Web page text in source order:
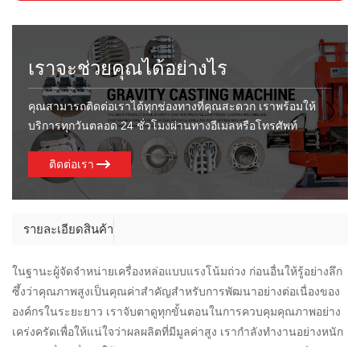
เราจะช่วยคุณได้อย่างไร
คุณสามารถติดต่อเราได้ทุกช่องทางที่คุณสะดวก เราพร้อมให้
บริการทุกวันตลอด 24 ชั่วโมงผ่านทางอีเมลหรือโทรศัพท์
ติดต่อเรา
รายละเอียดสินค้า
ในฐานะผู้จัดจำหน่ายเครื่องหล่อแบบแรงโน้มถ่วง ก่อนอื่นให้รู้อย่างลึก
ซึ้งว่าคุณภาพสูงเป็นคุณค่าสำคัญสำหรับการพัฒนาอย่างต่อเนื่องของ
องค์กรในระยะยาว เราจับตาดูทุกขั้นตอนในการควบคุมคุณภาพอย่าง
เคร่งครัดเพื่อให้แน่ใจว่าผลผลิตที่มีมูลค่าสูง เรากำลังทำงานอย่างหนัก